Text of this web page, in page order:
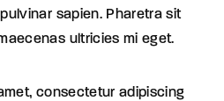
sapien. Pharetra sit
ultricies mi eget.
consectetur adipiscing